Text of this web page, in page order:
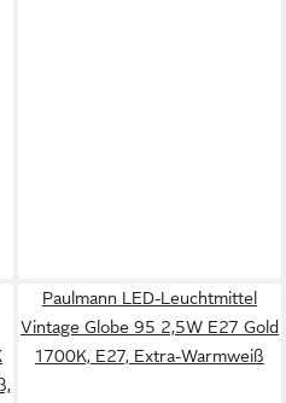
Paulmann LED-Leuchtmittel
Vintage Globe 95 2,5W E27 Gold
1700K, E27, Extra-Warmweiß